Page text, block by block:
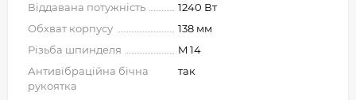
Віддавана потужність
1240 Вт
Обхват корпусу
138 мм
Різьба шпинделя
M 14
Антивібраційна бічна
рукоятка
так